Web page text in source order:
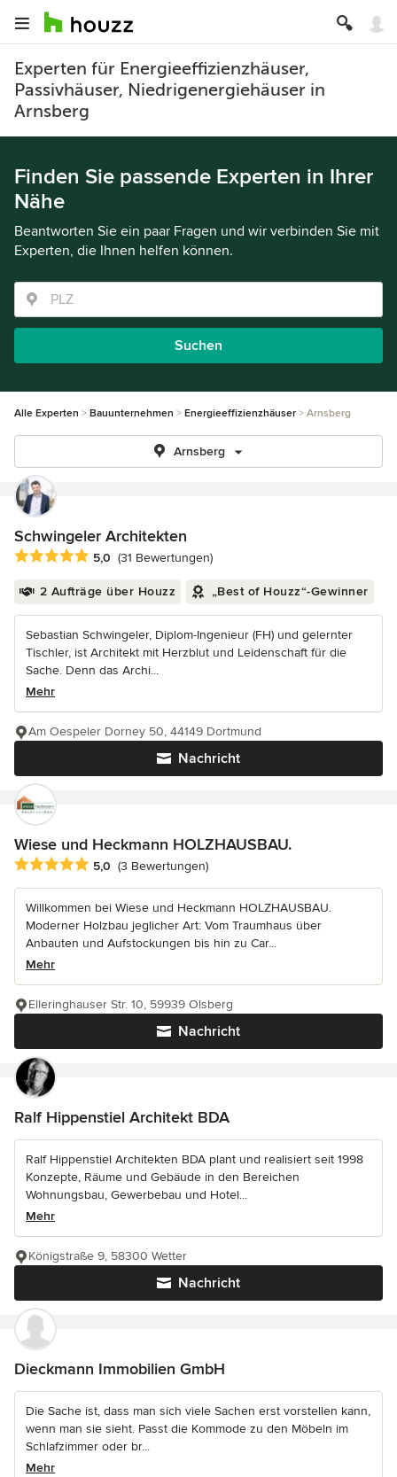
Experten für Energieeffizienzhäuser,
Passivhäuser, Niedrigenergiehäuser in
Arnsberg
Finden Sie passende Experten in Ihrer
Nähe
Beantworten Sie ein paar Fragen und wir verbinden Sie mit
Experten, die Ihnen helfen können.
Suchen
Alle Experten Bauunternehmen Energieeffizienzhäuser Arnsberg
Arnsberg
Schwingeler Architekten
Durchschnittliche Bewertung: 5 von 5 Sternen
5,0 (31 Bewertungen)
2 Aufträge über Houzz „Best of Houzz“-Gewinner
Sebastian Schwingeler, Diplom-Ingenieur (FH) und gelernter
Tischler, ist Architekt mit Herzblut und Leidenschaft für die
Sache. Denn das Archi...
Mehr
Nachricht
Am Oespeler Dorney 50, 44149 Dortmund
Wiese und Heckmann HOLZHAUSBAU.
Durchschnittliche Bewertung: 5 von 5 Sternen
5,0 (3 Bewertungen)
Willkommen bei Wiese und Heckmann HOLZHAUSBAU.
Moderner Holzbau jeglicher Art: Vom Traumhaus über
Anbauten und Aufstockungen bis hin zu Car...
Mehr
Nachricht
Elleringhauser Str. 10, 59939 Olsberg
Ralf Hippenstiel Architekt BDA
Ralf Hippenstiel Architekten BDA plant und realisiert seit 1998
Konzepte, Räume und Gebäude in den Bereichen
Wohnungsbau, Gewerbebau und Hotel...
Mehr
Nachricht
Königstraße 9, 58300 Wetter
Dieckmann Immobilien GmbH
Die Sache ist, dass man sich viele Sachen erst vorstellen kann,
wenn man sie sieht. Passt die Kommode zu den Möbeln im
Schlafzimmer oder br...
Mehr